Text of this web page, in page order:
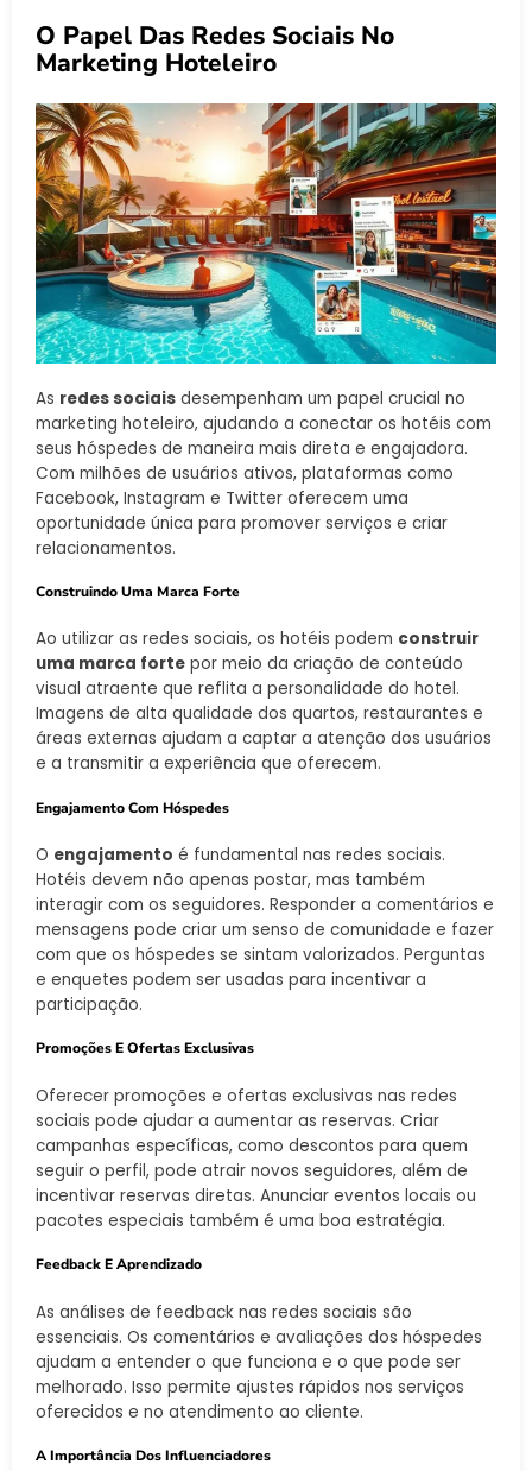
O Papel Das Redes Sociais No
Marketing Hoteleiro
As redes sociais desempenham um papel crucial no
marketing hoteleiro, ajudando a conectar os hotéis com
seus hóspedes de maneira mais direta e engajadora.
Com milhões de usuários ativos, plataformas como
Facebook, Instagram e Twitter oferecem uma
oportunidade única para promover serviços e criar
relacionamentos.
Construindo Uma Marca Forte
Ao utilizar as redes sociais, os hotéis podem construir
uma marca forte por meio da criação de conteúdo
visual atraente que reflita a personalidade do hotel.
Imagens de alta qualidade dos quartos, restaurantes e
áreas externas ajudam a captar a atenção dos usuários
e a transmitir a experiência que oferecem.
Engajamento Com Hóspedes
O engajamento é fundamental nas redes sociais.
Hotéis devem não apenas postar, mas também
interagir com os seguidores. Responder a comentários e
mensagens pode criar um senso de comunidade e fazer
com que os hóspedes se sintam valorizados. Perguntas
e enquetes podem ser usadas para incentivar a
participação.
Promoções E Ofertas Exclusivas
Oferecer promoções e ofertas exclusivas nas redes
sociais pode ajudar a aumentar as reservas. Criar
campanhas específicas, como descontos para quem
seguir o perfil, pode atrair novos seguidores, além de
incentivar reservas diretas. Anunciar eventos locais ou
pacotes especiais também é uma boa estratégia.
Feedback E Aprendizado
As análises de feedback nas redes sociais são
essenciais. Os comentários e avaliações dos hóspedes
ajudam a entender o que funciona e o que pode ser
melhorado. Isso permite ajustes rápidos nos serviços
oferecidos e no atendimento ao cliente.
A Importância Dos Influenciadores